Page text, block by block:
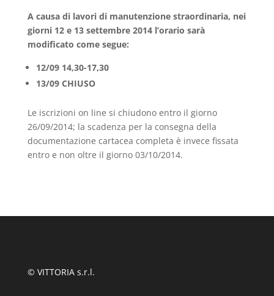
A causa di lavori di manutenzione straordinaria, nei
giorni 12 e 13 settembre 2014 l’orario sarà
modificato come segue:
12/09 14,30-17,30
13/09 CHIUSO
Le iscrizioni on line si chiudono entro il giorno
26/09/2014; la scadenza per la consegna della
documentazione cartacea completa è invece fissata
entro e non oltre il giorno 03/10/2014.
© VITTORIA s.r.l.